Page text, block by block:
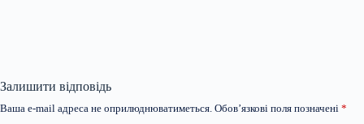
Залишити відповідь
Ваша e-mail адреса не оприлюднюватиметься. Обов’язкові поля позначені *